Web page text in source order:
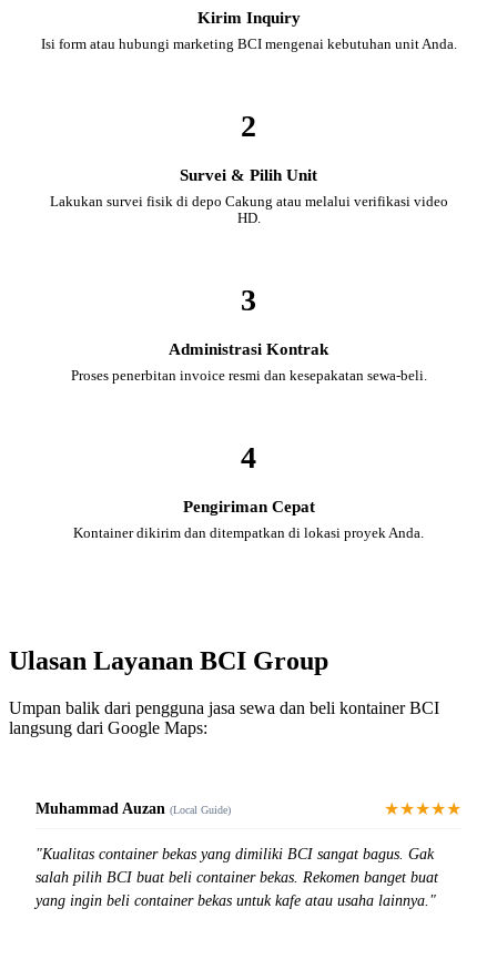
Kirim Inquiry
Isi form atau hubungi marketing BCI mengenai kebutuhan unit Anda.
2
Survei & Pilih Unit
Lakukan survei fisik di depo Cakung atau melalui verifikasi video
HD.
3
Administrasi Kontrak
Proses penerbitan invoice resmi dan kesepakatan sewa-beli.
4
Pengiriman Cepat
Kontainer dikirim dan ditempatkan di lokasi proyek Anda.
Ulasan Layanan BCI Group
Umpan balik dari pengguna jasa sewa dan beli kontainer BCI
langsung dari Google Maps:
Muhammad Auzan (Local Guide) ★★★★★
"Kualitas container bekas yang dimiliki BCI sangat bagus. Gak
salah pilih BCI buat beli container bekas. Rekomen banget buat
yang ingin beli container bekas untuk kafe atau usaha lainnya."